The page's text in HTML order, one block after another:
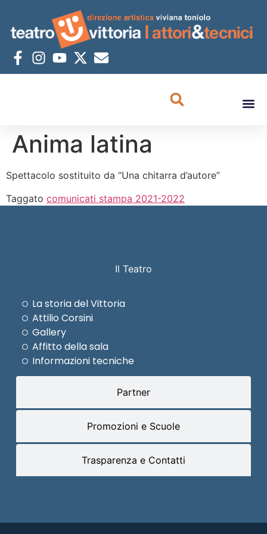
Anima latina
Spettacolo sostituito da “Una chitarra d’autore”
Taggato comunicati stampa 2021-2022
Il Teatro
Partner
Promozioni e Scuole
Trasparenza e Contatti
La storia del Vittoria
Attilio Corsini
Gallery
Affitto della sala
Informazioni tecniche